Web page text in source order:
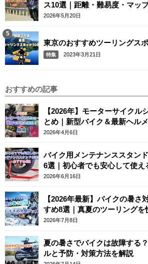
ス10選｜距離・難易度・マッ
2026年5月20日
東京のおすすめツーリングス
特集 2023年3月21日
おすすめの記事
【2026年】モーターサイクル
とめ｜新型バイク＆最新ヘル
2026年4月6日
バイク用メンテナンススタン
6選｜初心者でも安心して使
2026年6月16日
【2026年最新】バイクの暑さ
すめ8選｜真夏のツーリングを
テム
2026年7月8日
夏の暑さでバイクは故障する
ルと予防・対策方法を解説